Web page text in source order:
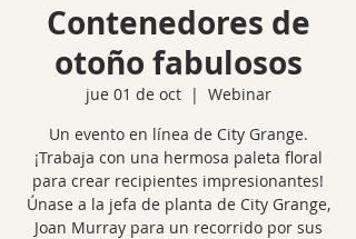
Contenedores de
otoño fabulosos
jue 01 de oct
  |
Webinar
Un evento en línea de City Grange.
¡Trabaja con una hermosa paleta floral
para crear recipientes impresionantes!
Únase a la jefa de planta de City Grange,
Joan Murray para un recorrido por sus